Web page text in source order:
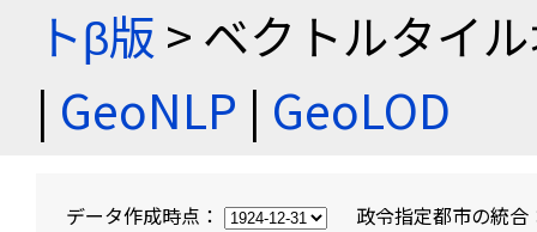
トβ版 > ベクトルタイ
| GeoNLP | GeoLOD
データ作成時点： 政令指定都市の統